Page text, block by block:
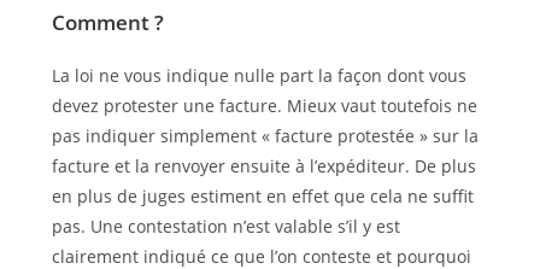
Comment ?
La loi ne vous indique nulle part la façon dont vous
devez protester une facture. Mieux vaut toutefois ne
pas indiquer simplement « facture protestée » sur la
facture et la renvoyer ensuite à l’expéditeur. De plus
en plus de juges estiment en effet que cela ne suffit
pas. Une contestation n’est valable s’il y est
clairement indiqué ce que l’on conteste et pourquoi